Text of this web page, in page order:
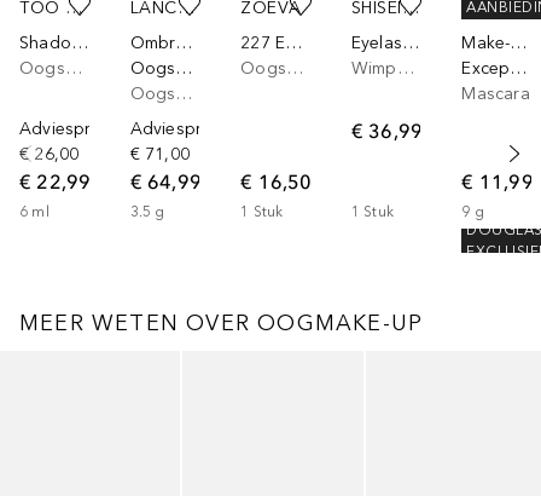
TOO FACED
Shadow Insurance (Environmental Defense)
Oogschaduwprimer
Adviesprijs*
€ 26,00
€ 22,99
6 ml
LANCÔME
Ombre Hypnôse
Oogschaduwpalet
Oogschaduw
Adviesprijs*
€ 71,00
€ 64,99
3.5 g
ZOEVA
227 Eyeshadow Blender
Oogschaduwpenseel
€ 16,50
1 Stuk
SHISEIDO
Eyelash Curler
Wimperkruller
€ 36,99
1 Stuk
DOUGLAS COLLECTION
Make-Up
Exception’Eyes
Mascara
€ 11,99
9 g
MEER WETEN OVER OOGMAKE-UP